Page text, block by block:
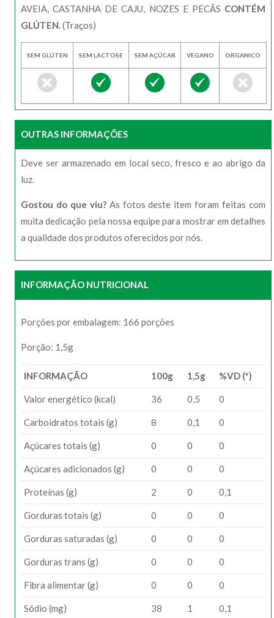
AVEIA, CASTANHA DE CAJU, NOZES E PECÃS CONTÉM
GLÚTEN. (Traços)
SEM GLÚTEN SEM LACTOSE SEM AÇÚCAR VEGANO ORGANICO
OUTRAS INFORMAÇÕES
Deve ser armazenado em local seco, fresco e ao abrigo da
luz.
Gostou do que viu?As fotos deste item foram feitas com
muita dedicação pela nossa equipe para mostrar em detalhes
a qualidade dos produtos oferecidos por nós.
INFORMAÇÃO NUTRICIONAL
Porções por embalagem: 166 porções
Porção: 1,5g
INFORMAÇÃO 100g 1,5g %VD (*)
Valor energético (kcal) 36 0,5 0
Carboidratos totais (g) 8 0,1 0
Açúcares totais (g) 0 0 0
Açúcares adicionados (g) 0 0 0
Proteínas (g) 2 0 0,1
Gorduras totais (g) 0 0 0
Gorduras saturadas (g) 0 0 0
Gorduras trans (g) 0 0 0
Fibra alimentar (g) 0 0 0
Sódio (mg) 38 1 0,1